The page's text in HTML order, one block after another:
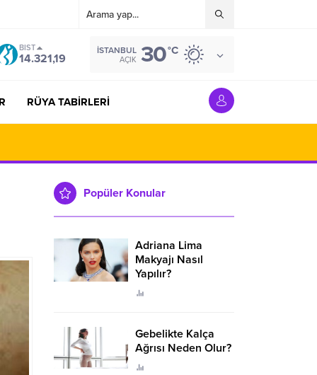
BIST
14.321,19
İSTANBUL
AÇIK 30°C
RÜYA TABİRLERİ
Popüler Konular
Adriana Lima
Makyajı Nasıl
Yapılır?
Gebelikte Kalça
Ağrısı Neden Olur?